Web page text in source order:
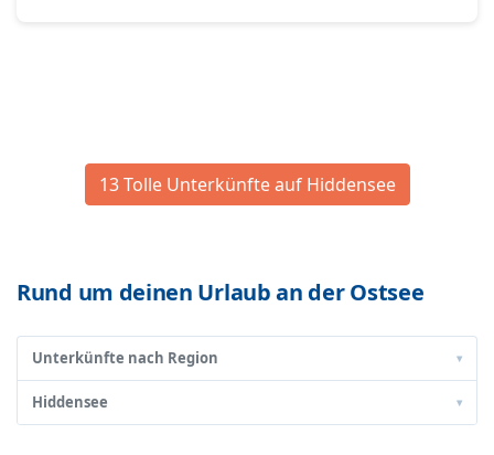
13 Tolle Unterkünfte auf Hiddensee
Rund um deinen Urlaub an der Ostsee
Unterkünfte nach Region ▾
Hiddensee ▾